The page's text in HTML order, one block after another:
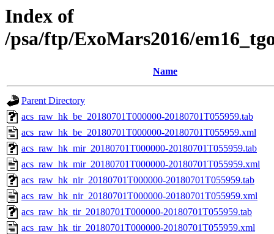
Index of
/psa/ftp/ExoMars2016/
Name
Parent Directory
acs_raw_hk_be_20180701T000000-20180701T055959.tab
acs_raw_hk_be_20180701T000000-20180701T055959.xml
acs_raw_hk_mir_20180701T000000-20180701T055959.tab
acs_raw_hk_mir_20180701T000000-20180701T055959.xml
acs_raw_hk_nir_20180701T000000-20180701T055959.tab
acs_raw_hk_nir_20180701T000000-20180701T055959.xml
acs_raw_hk_tir_20180701T000000-20180701T055959.tab
acs_raw_hk_tir_20180701T000000-20180701T055959.xml